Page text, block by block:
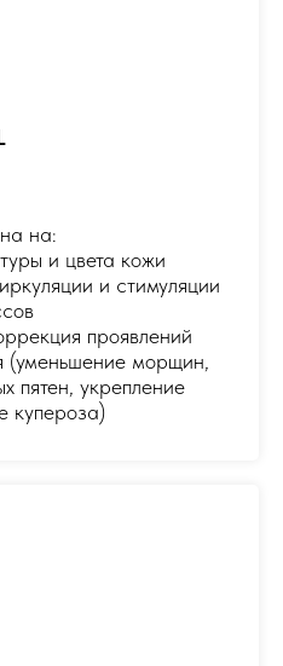
на:
и цвета кожи
и стимуляции
проявлений
(уменьшение морщин,
пятен, укрепление
купероза)